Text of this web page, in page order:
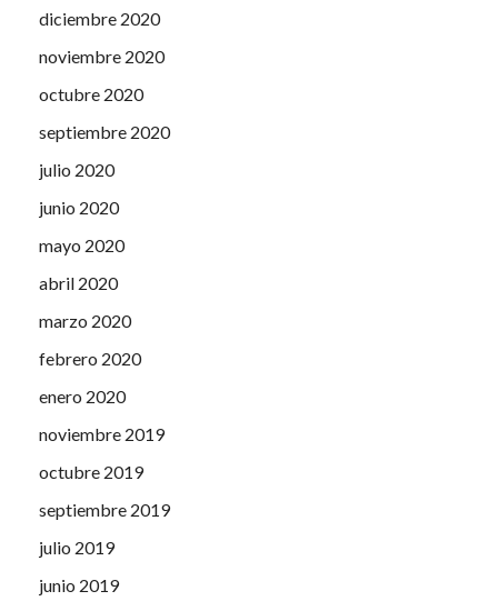
diciembre 2020
noviembre 2020
octubre 2020
septiembre 2020
julio 2020
junio 2020
mayo 2020
abril 2020
marzo 2020
febrero 2020
enero 2020
noviembre 2019
octubre 2019
septiembre 2019
julio 2019
junio 2019